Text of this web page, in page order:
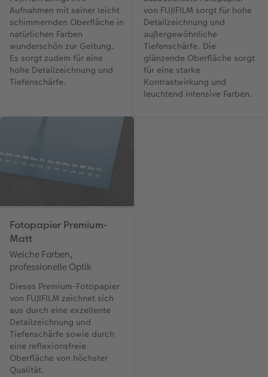
Aufnahmen mit seiner leicht
schimmernden Oberfläche in
natürlichen Farben
wunderschön zur Geltung.
Es sorgt zudem für eine
hohe Detailzeichnung und
Tiefenschärfe.
von FUJIFILM sorgt für hohe
Detailzeichnung und
außergewöhnliche
Tiefenschärfe. Die
glänzende Oberfläche sorgt
für eine starke
Kontrastwirkung und
leuchtend intensive Farben.
Fotopapier Premium-
Matt
Weiche Farben,
professionelle Optik
Dieses Premium-Fotopapier
von FUJIFILM zeichnet sich
aus durch eine exzellente
Detailzeichnung und
Tiefenschärfe sowie durch
eine reflexionsfreie
Oberfläche von höchster
Qualität.